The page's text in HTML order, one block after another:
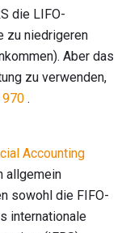
die LIFO-
zu niedrigeren
Aber das
zu verwenden,
970 .
Accounting
allgemein
sowohl die FIFO-
internationale